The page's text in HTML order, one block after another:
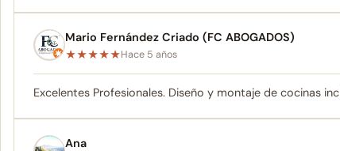
Mario Fernández Criado (FC ABOGADOS)
★★★★★Hace 5 años
Excelentes Profesionales. Diseño y montaje de cocinas
Ana